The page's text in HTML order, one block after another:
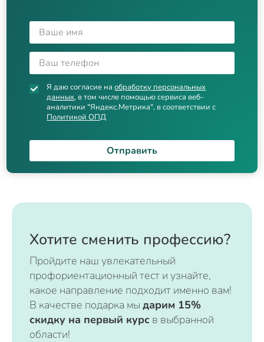
Я даю согласие наобработку персональных
данных, в том числе помощью сервиса веб-
аналитики "Яндекс.Метрика", в соответствии с
Политикой ОПД
Отправить
Хотите сменить профессию?
Пройдите наш увлекательный
профориентационный тест и узнайте,
какое направление подходит именно вам!
В качестве подарка мы дарим 15%
скидку на первый курс в выбранной
области!